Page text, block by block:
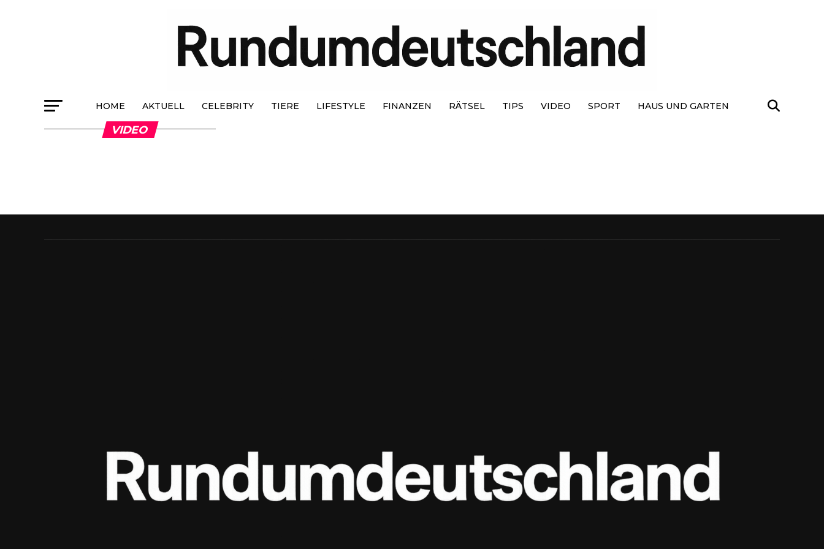
HOME AKTUELL CELEBRITY TIERE LIFESTYLE FINANZEN RÄTSEL TIPS VIDEO SPORT HAUS UND GARTEN
VIDEO